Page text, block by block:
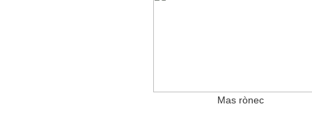
Mas rònec